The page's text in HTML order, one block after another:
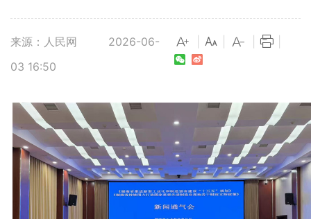
来源：人民网
2026-06-
03 16:50